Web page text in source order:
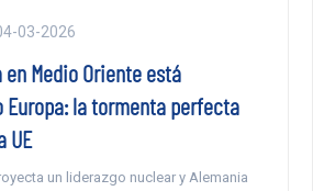
03-2026
Medio Oriente está
Europa: la tormenta perfecta
UE
un liderazgo nuclear y Alemania